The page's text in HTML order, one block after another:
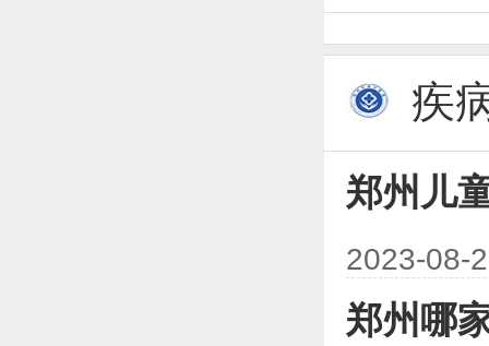
疾
郑州儿
难门诊
2023-08-
郑州哪